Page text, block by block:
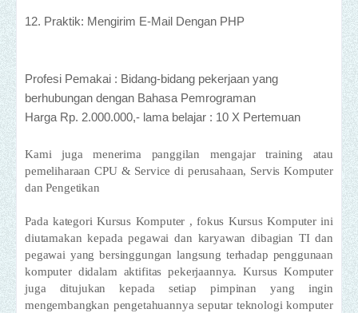
12. Praktik: Mengirim E-Mail Dengan PHP
Profesi Pemakai : Bidang-bidang pekerjaan yang
berhubungan dengan Bahasa Pemrograman
Harga Rp. 2.000.000,- lama belajar : 10 X Pertemuan
Kami juga menerima panggilan mengajar training atau
pemeliharaan CPU & Service di perusahaan, Servis Komputer
dan Pengetikan
Pada kategori Kursus Komputer , fokus Kursus Komputer ini
diutamakan kepada pegawai dan karyawan dibagian TI dan
pegawai yang bersinggungan langsung terhadap penggunaan
komputer didalam aktifitas pekerjaannya. Kursus Komputer
juga ditujukan kepada setiap pimpinan yang ingin
mengembangkan pengetahuannya seputar teknologi komputer